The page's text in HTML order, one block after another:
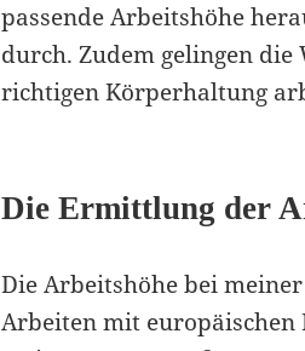
passende Arbeitshöhe
durch. Zudem gelingen
richtigen Körperhaltung
Die Ermittlung der
Die Arbeitshöhe bei
Arbeiten mit